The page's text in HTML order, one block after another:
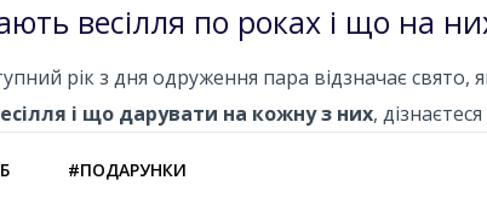
весілля по роках і що на
рік з дня одруження пара відзначає свято,
і що дарувати на кожну з них,
#ПОДАРУНКИ